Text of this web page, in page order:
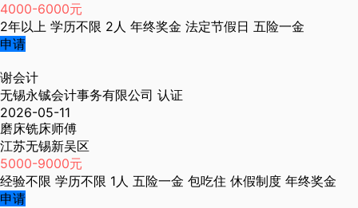
4000-6000元
2年以上 学历不限 2人 年终奖金 法定节假日 五险一金
申请
谢会计
无锡永铖会计事务有限公司 认证
2026-05-11
磨床铣床师傅
江苏无锡新吴区
5000-9000元
经验不限 学历不限 1人 五险一金 包吃住 休假制度 年终奖金
申请